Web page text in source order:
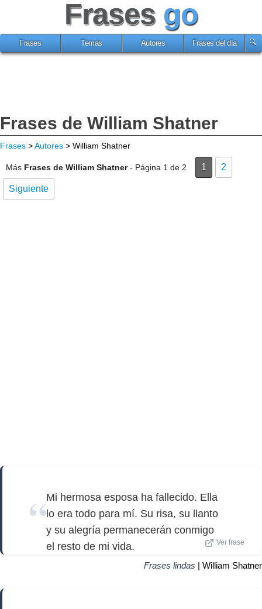
Frases go
Frases Temas Autores Frases del día
Frases de William Shatner
Frases >Autores > William Shatner
Más Frases de William Shatner- Página 1 de 2 1 2
Siguiente
Mi hermosa esposa ha fallecido. Ella
lo era todo para mí. Su risa, su llanto
y su alegría permanecerán conmigo
el resto de mi vida.
Ver frase
Frases lindas | William Shatner